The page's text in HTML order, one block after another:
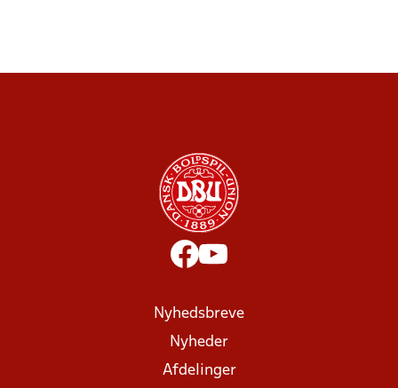
Nyhedsbreve
Nyheder
Afdelinger